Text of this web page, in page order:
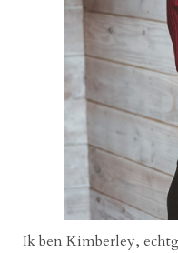
Ik ben Kimberley,